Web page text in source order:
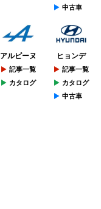
中古車
アルピーヌ
記事一覧
カタログ
ヒョンデ
記事一覧
カタログ
中古車